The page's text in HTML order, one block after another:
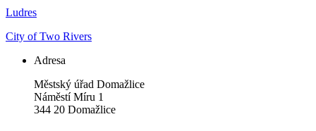
Ludres
City of Two Rivers
Adresa
Městský úřad Domažlice
Náměstí Míru 1
344 20 Domažlice